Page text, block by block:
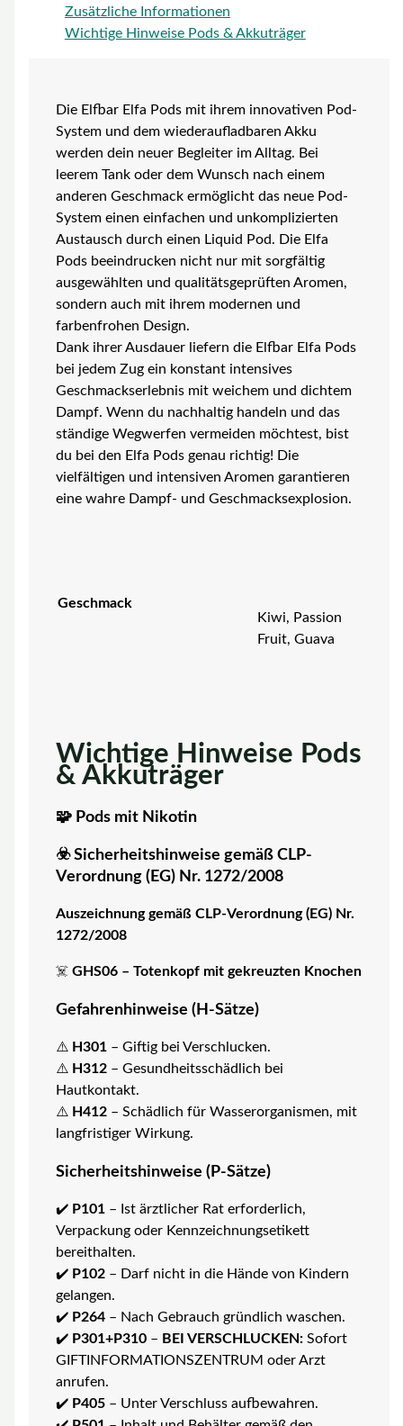
Zusätzliche Informationen
Wichtige Hinweise Pods & Akkuträger
Die Elfbar Elfa Pods mit ihrem innovativen Pod-
System und dem wiederaufladbaren Akku
werden dein neuer Begleiter im Alltag. Bei
leerem Tank oder dem Wunsch nach einem
anderen Geschmack ermöglicht das neue Pod-
System einen einfachen und unkomplizierten
Austausch durch einen Liquid Pod. Die Elfa
Pods beeindrucken nicht nur mit sorgfältig
ausgewählten und qualitätsgeprüften Aromen,
sondern auch mit ihrem modernen und
farbenfrohen Design.
Dank ihrer Ausdauer liefern die Elfbar Elfa Pods
bei jedem Zug ein konstant intensives
Geschmackserlebnis mit weichem und dichtem
Dampf. Wenn du nachhaltig handeln und das
ständige Wegwerfen vermeiden möchtest, bist
du bei den Elfa Pods genau richtig! Die
vielfältigen und intensiven Aromen garantieren
eine wahre Dampf- und Geschmacksexplosion.
Geschmack
Kiwi, Passion
Fruit, Guava
Wichtige Hinweise Pods
& Akkuträger
🧩 Pods mit Nikotin
☣️ Sicherheitshinweise gemäß CLP-
Verordnung (EG) Nr. 1272/2008
Auszeichnung gemäß CLP-Verordnung (EG) Nr.
1272/2008
☠️ GHS06 – Totenkopf mit gekreuzten Knochen
Gefahrenhinweise (H-Sätze)
⚠️ H301– Giftig bei Verschlucken.
⚠️ H312– Gesundheitsschädlich bei
Hautkontakt.
⚠️ H412– Schädlich für Wasserorganismen, mit
langfristiger Wirkung.
Sicherheitshinweise (P-Sätze)
✔️ P101– Ist ärztlicher Rat erforderlich,
Verpackung oder Kennzeichnungsetikett
bereithalten.
✔️ P102– Darf nicht in die Hände von Kindern
gelangen.
✔️ P264– Nach Gebrauch gründlich waschen.
✔️ P301+P310– BEI VERSCHLUCKEN:Sofort
GIFTINFORMATIONSZENTRUM oder Arzt
anrufen.
✔️ P405– Unter Verschluss aufbewahren.